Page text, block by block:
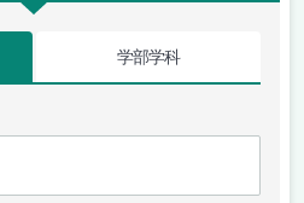
学部学科